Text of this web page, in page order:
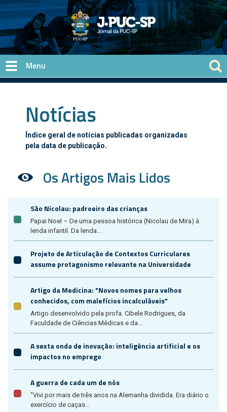
Pular para o conteúdo principal
Notícias
Índice geral de notícias publicadas organizadas
pela data de publicação.
Os Artigos Mais Lidos
São Nicolau: padroeiro das crianças
Papai Noel – De uma pessoa histórica (Nicolau de Mira) à
lenda infantil. Da lenda...
Projeto de Articulação de Contextos Curriculares
assume protagonismo relevante na Universidade
Artigo da Medicina: "Novos nomes para velhos
conhecidos, com malefícios incalculáveis"
Artigo desenvolvido pela profa. Cibele Rodrigues, da
Faculdade de Ciências Médicas e da...
A sexta onda de inovação: inteligência artificial e os
impactos no emprego
A guerra de cada um de nós
“Vivi por mais de três anos na Alemanha dividida. Era diário o
exercício de caças...